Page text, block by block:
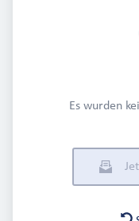
Es wurden